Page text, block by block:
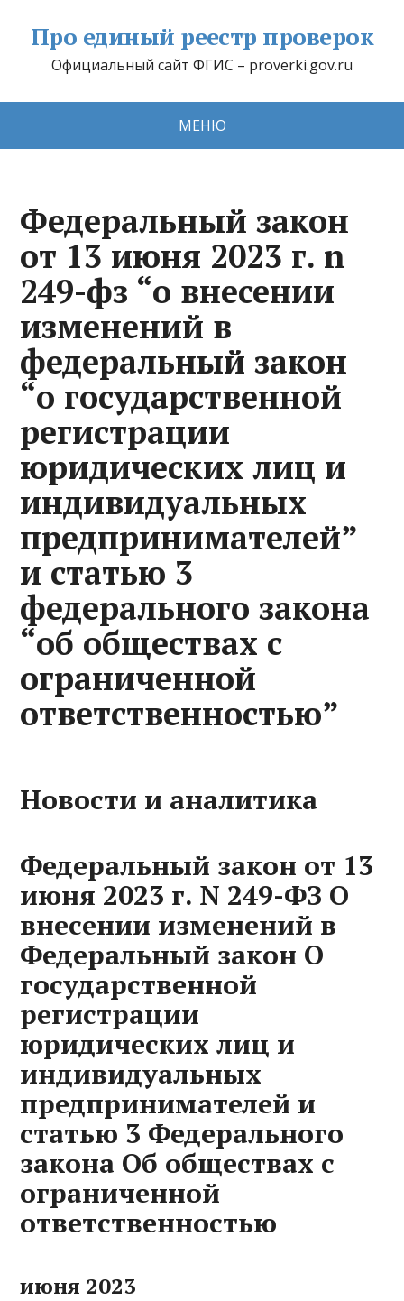
Про единый реестр проверок
Официальный сайт ФГИС – proverki.gov.ru
МЕНЮ
Федеральный закон
от 13 июня 2023 г. n
249-фз “о внесении
изменений в
федеральный закон
“о государственной
регистрации
юридических лиц и
индивидуальных
предпринимателей”
и статью 3
федерального закона
“об обществах с
ограниченной
ответственностью”
Новости и аналитика
Федеральный закон от 13
июня 2023 г. N 249-ФЗ О
внесении изменений в
Федеральный закон О
государственной
регистрации
юридических лиц и
индивидуальных
предпринимателей и
статью 3 Федерального
закона Об обществах с
ограниченной
ответственностью
июня 2023